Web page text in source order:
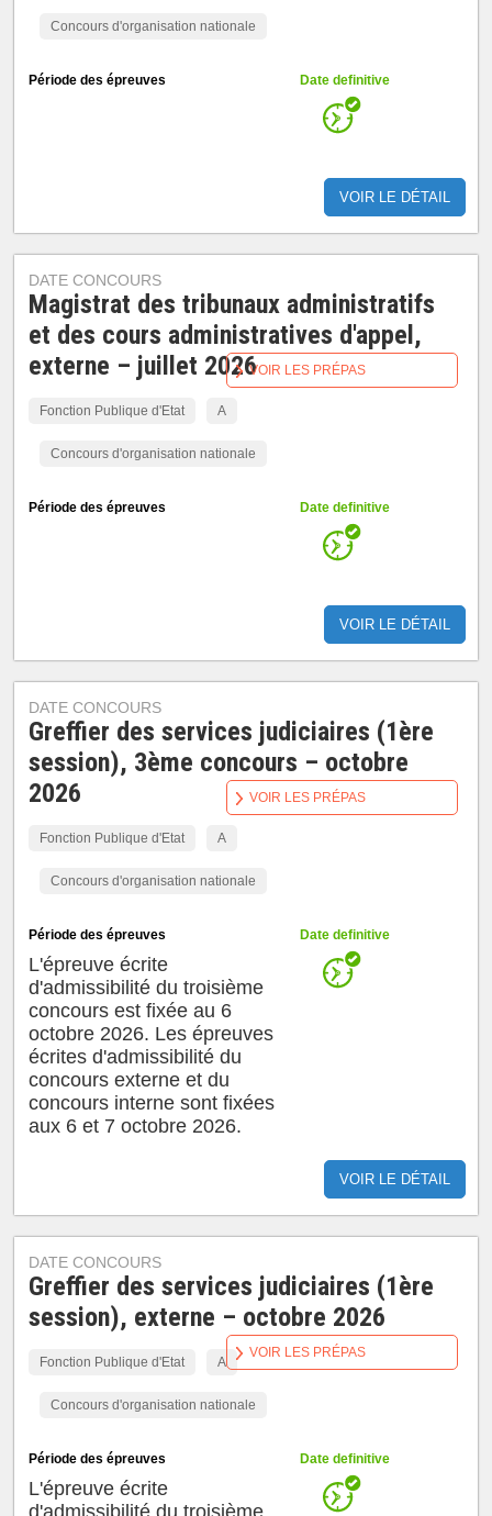
Concours d'organisation nationale
Période des épreuves Date definitive
VOIR LE DÉTAIL
DATE CONCOURS
Magistrat des tribunaux administratifs
et des cours administratives d'appel,
externe – juillet 2026
Fonction Publique d'Etat A
Concours d'organisation nationale
Période des épreuves Date definitive
VOIR LE DÉTAIL
VOIR LES PRÉPAS
DATE CONCOURS
Greffier des services judiciaires (1ère
session), 3ème concours – octobre
2026
Fonction Publique d'Etat A
Concours d'organisation nationale
Période des épreuves
L'épreuve écrite
d'admissibilité du troisième
concours est fixée au 6
octobre 2026. Les épreuves
écrites d'admissibilité du
concours externe et du
concours interne sont fixées
aux 6 et 7 octobre 2026.
Date definitive
VOIR LE DÉTAIL
VOIR LES PRÉPAS
DATE CONCOURS
Greffier des services judiciaires (1ère
session), externe – octobre 2026
Fonction Publique d'Etat A
Concours d'organisation nationale
Période des épreuves
L'épreuve écrite
d'admissibilité du troisième
Date definitive
VOIR LES PRÉPAS